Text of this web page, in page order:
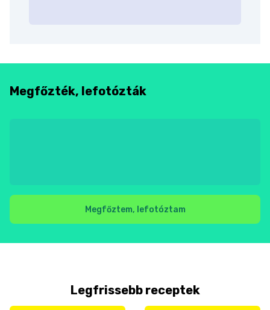
Megfőzték, lefotózták
Megfőztem, lefotóztam
Legfrissebb receptek